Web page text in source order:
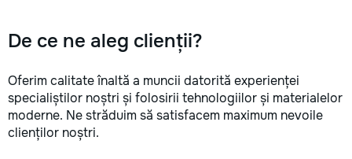
De ce ne aleg clienții?
Oferim calitate înaltă a muncii datorită experienței
specialiștilor noștri și folosirii tehnologiilor și materialelor
moderne. Ne străduim să satisfacem maximum nevoile
clienților noștri.